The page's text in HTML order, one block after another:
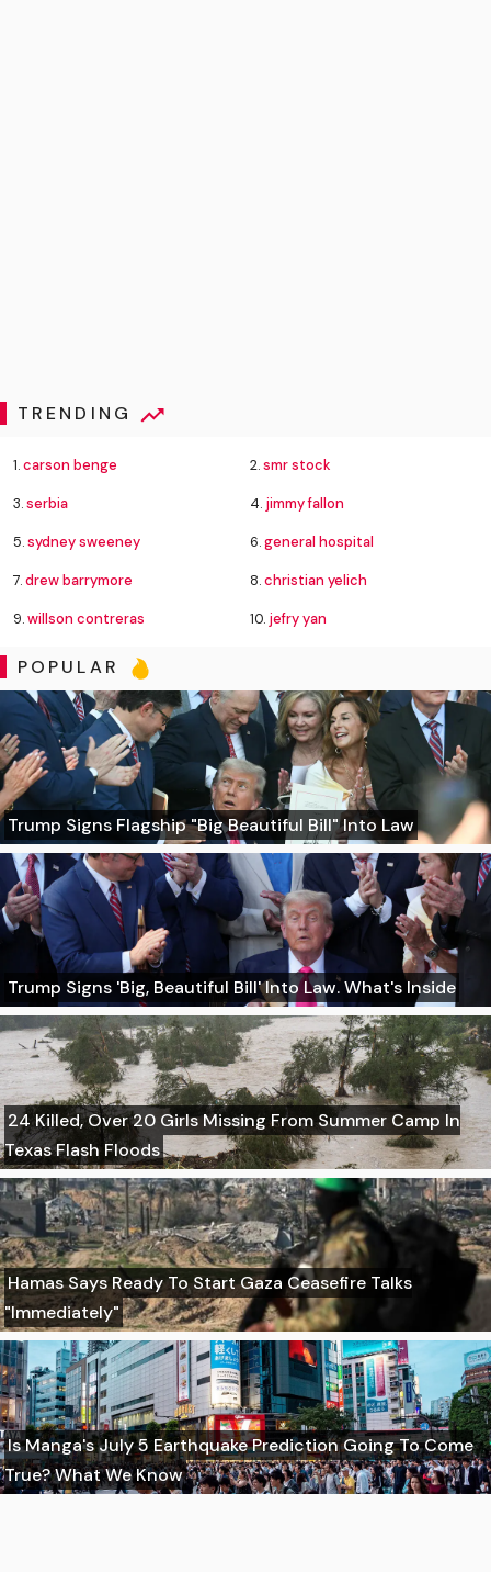
TRENDING
1.carson benge 2.smr stock
3.serbia 4. jimmy fallon
5.sydney sweeney 6.general hospital
7.drew barrymore 8.christian yelich
9.willson contreras 10. jefry yan
POPULAR
Trump Signs Flagship "Big Beautiful Bill" Into Law
Trump Signs 'Big, Beautiful Bill' Into Law. What's Inside
24 Killed, Over 20 Girls Missing From Summer Camp In
Texas Flash Floods
Hamas Says Ready To Start Gaza Ceasefire Talks
"Immediately"
Is Manga's July 5 Earthquake Prediction Going To Come
True? What We Know